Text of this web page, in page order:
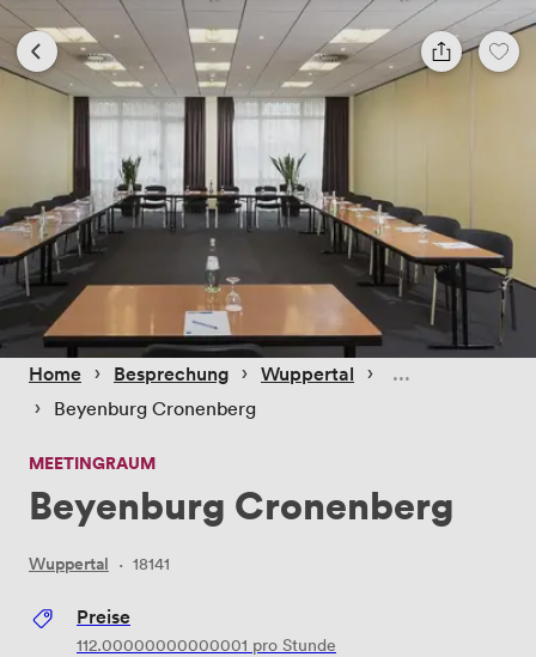
Home › Besprechung › Wuppertal ›
› Beyenburg Cronenberg
MEETINGRAUM
Beyenburg Cronenberg
Wuppertal · 18141
Preise
112.00000000000001 pro Stunde